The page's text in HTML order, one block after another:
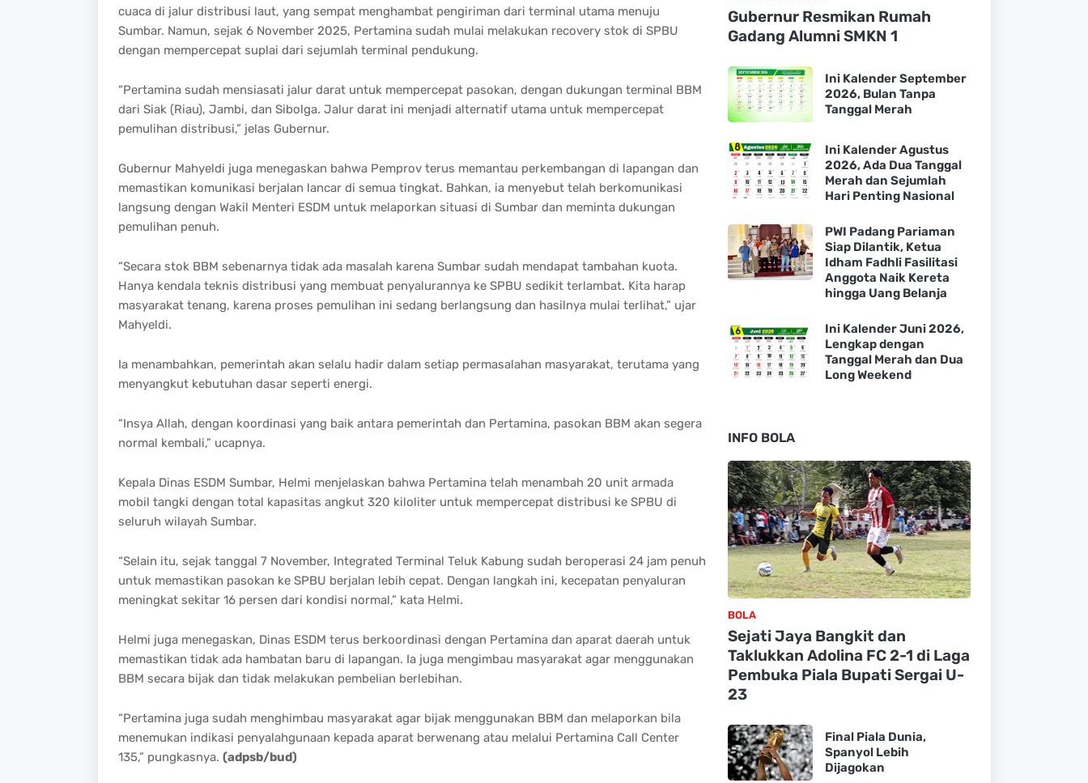
cuaca di jalur distribusi laut, yang sempat menghambat pengiriman dari terminal utama menuju
Sumbar. Namun, sejak 6 November 2025, Pertamina sudah mulai melakukan recovery stok di SPBU
dengan mempercepat suplai dari sejumlah terminal pendukung.
“Pertamina sudah mensiasati jalur darat untuk mempercepat pasokan, dengan dukungan terminal BBM
dari Siak (Riau), Jambi, dan Sibolga. Jalur darat ini menjadi alternatif utama untuk mempercepat
pemulihan distribusi,” jelas Gubernur.
Gubernur Mahyeldi juga menegaskan bahwa Pemprov terus memantau perkembangan di lapangan dan
memastikan komunikasi berjalan lancar di semua tingkat. Bahkan, ia menyebut telah berkomunikasi
langsung dengan Wakil Menteri ESDM untuk melaporkan situasi di Sumbar dan meminta dukungan
pemulihan penuh.
“Secara stok BBM sebenarnya tidak ada masalah karena Sumbar sudah mendapat tambahan kuota.
Hanya kendala teknis distribusi yang membuat penyalurannya ke SPBU sedikit terlambat. Kita harap
masyarakat tenang, karena proses pemulihan ini sedang berlangsung dan hasilnya mulai terlihat,” ujar
Mahyeldi.
Ia menambahkan, pemerintah akan selalu hadir dalam setiap permasalahan masyarakat, terutama yang
menyangkut kebutuhan dasar seperti energi.
“Insya Allah, dengan koordinasi yang baik antara pemerintah dan Pertamina, pasokan BBM akan segera
normal kembali,” ucapnya.
Kepala Dinas ESDM Sumbar, Helmi menjelaskan bahwa Pertamina telah menambah 20 unit armada
mobil tangki dengan total kapasitas angkut 320 kiloliter untuk mempercepat distribusi ke SPBU di
seluruh wilayah Sumbar.
“Selain itu, sejak tanggal 7 November, Integrated Terminal Teluk Kabung sudah beroperasi 24 jam penuh
untuk memastikan pasokan ke SPBU berjalan lebih cepat. Dengan langkah ini, kecepatan penyaluran
meningkat sekitar 16 persen dari kondisi normal,” kata Helmi.
Helmi juga menegaskan, Dinas ESDM terus berkoordinasi dengan Pertamina dan aparat daerah untuk
memastikan tidak ada hambatan baru di lapangan. Ia juga mengimbau masyarakat agar menggunakan
BBM secara bijak dan tidak melakukan pembelian berlebihan.
“Pertamina juga sudah menghimbau masyarakat agar bijak menggunakan BBM dan melaporkan bila
menemukan indikasi penyalahgunaan kepada aparat berwenang atau melalui Pertamina Call Center
135,” pungkasnya. (adpsb/bud)
Gubernur Resmikan Rumah
Gadang Alumni SMKN 1
Ini Kalender September
2026, Bulan Tanpa
Tanggal Merah
Ini Kalender Agustus
2026, Ada Dua Tanggal
Merah dan Sejumlah
Hari Penting Nasional
PWI Padang Pariaman
Siap Dilantik, Ketua
Idham Fadhli Fasilitasi
Anggota Naik Kereta
hingga Uang Belanja
Ini Kalender Juni 2026,
Lengkap dengan
Tanggal Merah dan Dua
Long Weekend
INFO BOLA
BOLA
Sejati Jaya Bangkit dan
Taklukkan Adolina FC 2-1 di Laga
Pembuka Piala Bupati Sergai U-
23
Final Piala Dunia,
Spanyol Lebih
Dijagokan